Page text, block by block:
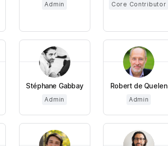
Admin Core Contributor
Stéphane Gabbay
Admin
Robert de Quelen
Admin